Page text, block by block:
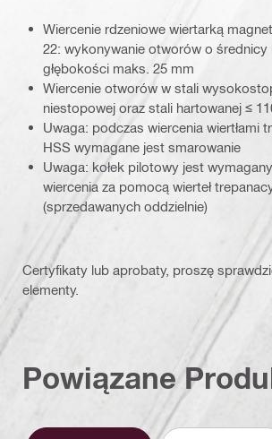
Wiercenie rdzeniowe wiertarką
22: wykonywanie otworów o średnicy
głębokości maks. 25 mm
Wiercenie otworów w stali
niestopowej oraz stali hartowanej ≤
Uwaga: podczas wiercenia wiertłami
HSS wymagane jest smarowanie
Uwaga: kołek pilotowy jest
wiercenia za pomocą wierteł
(sprzedawanych oddzielnie)
Certyfikaty lub aprobaty, proszę
elementy.
Powiązane